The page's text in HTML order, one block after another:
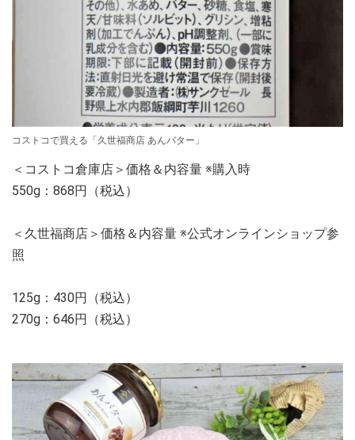
コストコで買える「久世福商店 あんバター」
＜コストコ倉庫店＞価格＆内容量 ※購入時
550g：868円（税込）
＜久世福商店＞価格＆内容量 ※公式オンラインショップ参
照
125g：430円（税込）
270g：646円（税込）